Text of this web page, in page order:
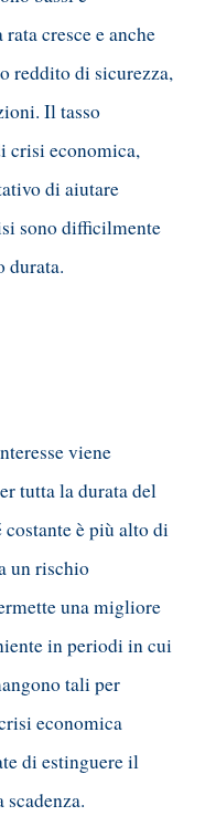
cresce e anche
reddito di sicurezza,
Il tasso
crisi economica,
di aiutare
sono difficilmente
durata.
viene
tutta la durata del
è più alto di
un rischio
una migliore
in periodi in cui
tali per
economica
di estinguere il